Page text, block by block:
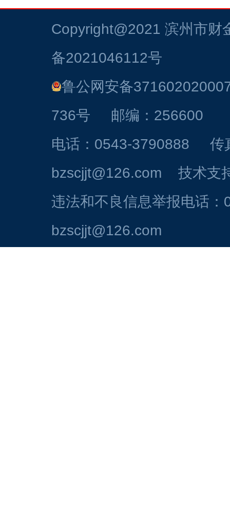
Copyright@2021 滨州市财
备2021046112号
鲁公网安备
736号 邮编：256600
电话：0543-3790888
bzscjjt@126.com 技术支
违法和不良信息举报电话
bzscjjt@126.com